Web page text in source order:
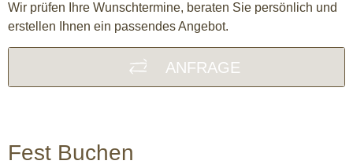
Wir prüfen Ihre Wunschtermine, beraten Sie persönlich und
erstellen Ihnen ein passendes Angebot.
ANFRAGE
Fest Buchen